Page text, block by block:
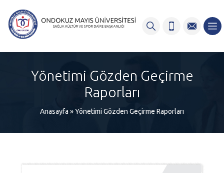
Yönetimi Gözden Geçirme
Raporları
Anasayfa »Yönetimi Gözden Geçirme Raporları